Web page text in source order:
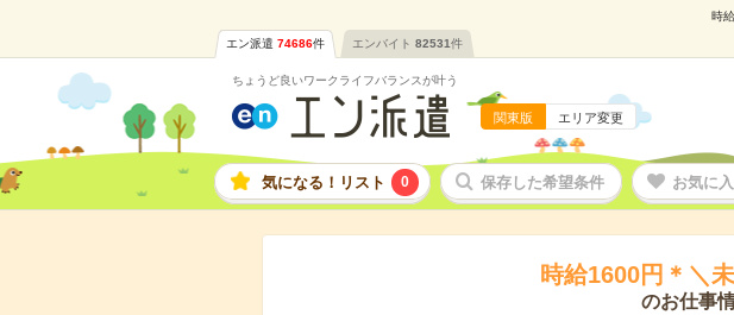
時
エン派遣 74686件 エンバイト 82531件
ちょうど良いワークライフバランスが叶う
関東版 エリア変更
気になる！リスト 0 保存した希望条件 お気に
時給1600円＊＼
のお仕事